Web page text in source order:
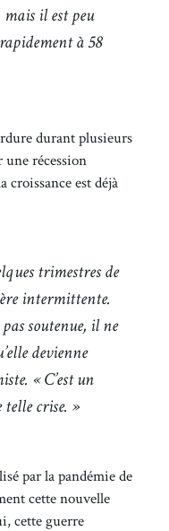
il est peu
à 58
durant plusieurs
récession
croissance est déjà
trimestres de
intermittente.
soutenue, il ne
devienne
« C’est un
crise. »
par la pandémie de
cette nouvelle
cette guerre